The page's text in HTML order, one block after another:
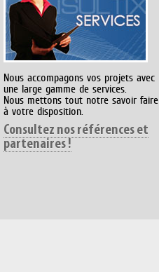
Nous accompagons vos projets avec
une large gamme de services.
Nous mettons tout notre savoir faire
à votre disposition.
Consultez nos références et
partenaires !